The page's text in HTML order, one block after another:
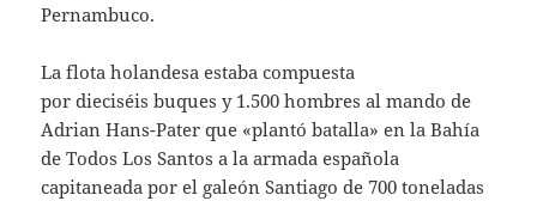
Pernambuco.
La flota holandesa estaba compuesta
por dieciséis buques y 1.500 hombres al mando de
Adrian Hans-Pater que «plantó batalla» en la Bahía
de Todos Los Santos a la armada española
capitaneada por el galeón Santiago de 700 toneladas